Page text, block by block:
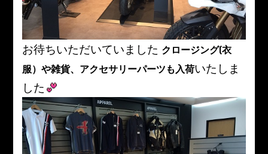
お待ちいただいていました クロージング(衣
服）や雑貨、アクセサリーパーツも入荷いたしま
した